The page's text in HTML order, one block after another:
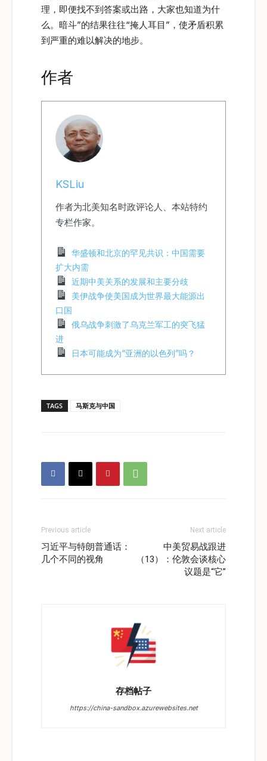
理，即便找不到答案或出路，大家也知道为什
么。暗斗”的结果往往“掩人耳目”，使矛盾积累
到严重的难以解决的地步。
作者
KSLiu
作者为北美知名时政评论人、本站特约
专栏作家。
华盛顿和北京的罕见共识：中国需要
扩大内需
近期中美关系的发展和主要分歧
美伊战争使美国成为世界最大能源出
口国
俄乌战争刺激了乌克兰军工的突飞猛
进
日本可能成为“亚洲的以色列”吗？
TAGS 马斯克与中国
Previous article
习近平与特朗普通话：
几个不同的视角
Next article
中美贸易战跟进
（13）：伦敦会谈核心
议题是“它”
存档帖子
https://china-sandbox.azurewebsites.net